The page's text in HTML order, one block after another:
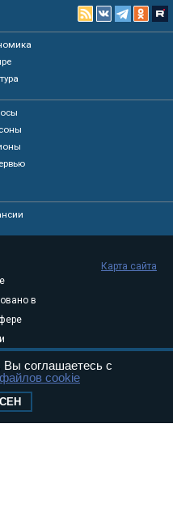
в
05
Карта сайта
Вы соглашаетесь с
cookie